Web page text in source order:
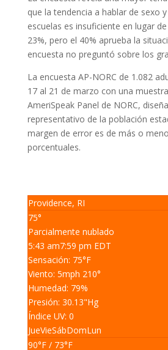
que la tendencia a hablar de sexo
escuelas es insuficiente en lugar
23%, pero el 40% aprueba la
encuesta no preguntó sobre los
La encuesta AP-NORC de 1.082
17 al 21 de marzo con una
AmeriSpeak Panel de NORC,
representativo de la población
margen de error es de más o
porcentuales.
Providence, RI
75°
Parcialmente nublado
5:43 am7:59 pm EDT
Sensación: 75°F
Viento: 5mph 210°
Humedad: 79%
Presión: 30.13"Hg
Índice UV: 0
JueVieSábDomLun
90°F/ 73°F